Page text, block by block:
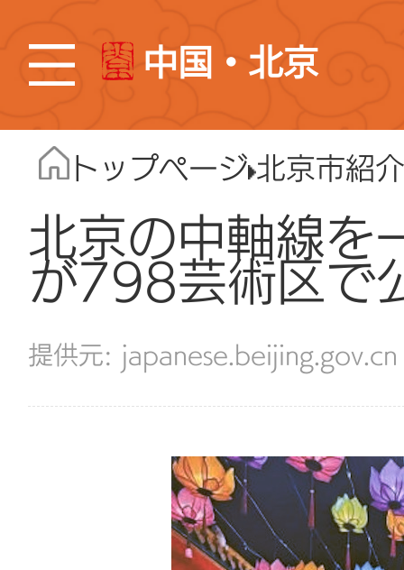
中国・北京
トップページ 北京市紹
北京の中軸線を
が798芸術区で
japanese.beijing.gov.cn